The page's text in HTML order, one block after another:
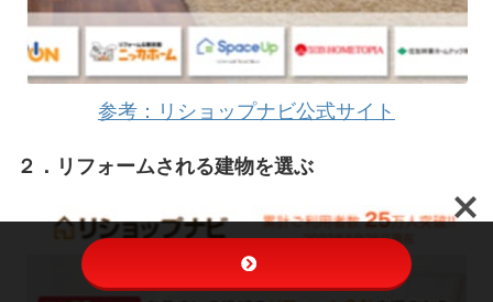
参考：リショップナビ公式サイト
２．リフォームされる建物を選ぶ